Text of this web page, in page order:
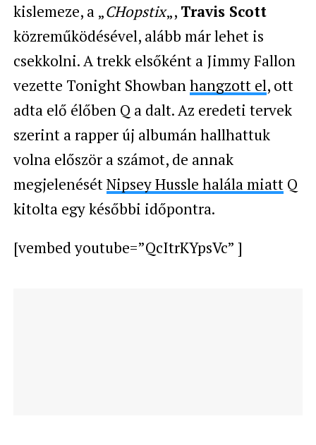
kislemeze, a „CHopstix„, Travis Scott
közreműködésével, alább már lehet is
csekkolni. A trekk elsőként a Jimmy Fallon
vezette Tonight Showbanhangzott el, ott
adta elő élőben Q a dalt. Az eredeti tervek
szerint a rapper új albumán hallhattuk
volna először a számot, de annak
megjelenésétNipsey Hussle halála miattQ
kitolta egy későbbi időpontra.
[vembed youtube=”QcItrKYpsVc” ]